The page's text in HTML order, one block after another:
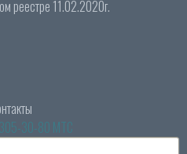
реестре 11.02.2020г.
30-80 МТС